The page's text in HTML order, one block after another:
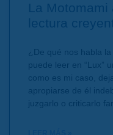
La Motomami
lectura
¿De qué nos habla
puede leer en “Lux”
como es mi caso,
apropiarse de él
juzgarlo o criticarlo